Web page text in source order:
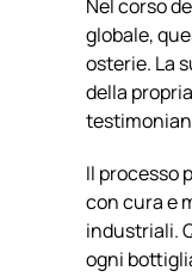
Nel corso
globale,
osterie. La
della
Il processo
con cura e
industriali.
ogni